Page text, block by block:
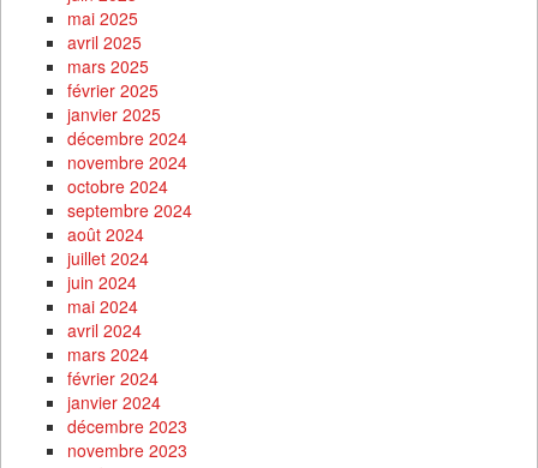
mai 2025
avril 2025
mars 2025
février 2025
janvier 2025
décembre 2024
novembre 2024
octobre 2024
septembre 2024
août 2024
juillet 2024
juin 2024
mai 2024
avril 2024
mars 2024
février 2024
janvier 2024
décembre 2023
novembre 2023